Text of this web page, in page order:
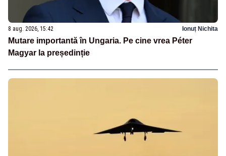
8 aug. 2026, 15:42 Ionuț Nichita
Mutare importantă în Ungaria. Pe cine vrea Péter
Magyar la președinție